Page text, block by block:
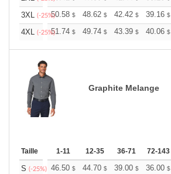
3XL (-25%)50.58 $ 48.62 $ 42.42 $ 39.16 $
4XL (-25%)51.74 $ 49.74 $ 43.39 $ 40.06 $
Graphite Melange
Taille 1-11 12-35 36-71 72-143
S (-25%) 46.50 $ 44.70 $ 39.00 $ 36.00 $